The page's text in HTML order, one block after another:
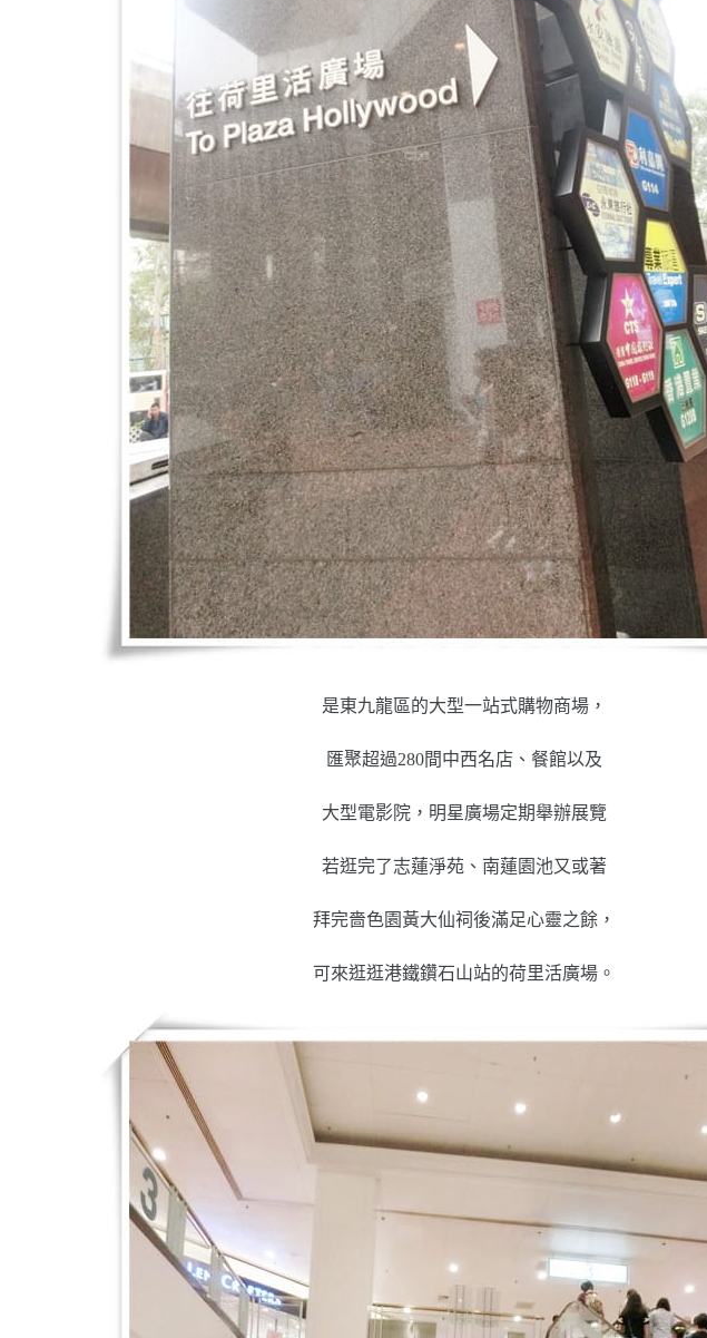
是東九龍區的大型一站式購物商場，
匯聚超過280間中西名店、餐館以及
大型電影院，明星廣場定期舉辦展覽
若逛完了志蓮淨苑、南蓮園池又或著
拜完嗇色園黃大仙祠後滿足心靈之餘，
可來逛逛港鐵鑽石山站的荷里活廣場。